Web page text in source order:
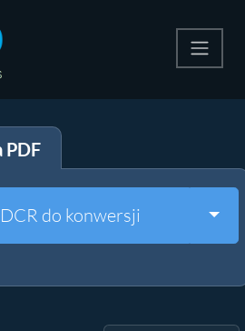
PDF
do konwersji